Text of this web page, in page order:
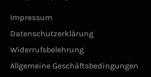
Impressum
Datenschutzerklärung
Widerrufsbelehrung
Allgemeine Geschäftsbedingungen